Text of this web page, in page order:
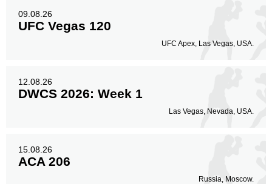
09.08.26
UFC Vegas 120
UFC Apex, Las Vegas, USA.
12.08.26
DWCS 2026: Week 1
Las Vegas, Nevada, USA.
15.08.26
ACA 206
Russia, Moscow.